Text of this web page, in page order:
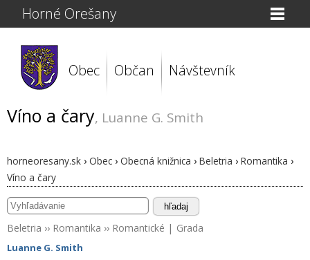
Horné Orešany
Obec Občan Návštevník
Víno a čary, Luanne G. Smith
horneoresany.sk › Obec › Obecná knižnica › Beletria › Romantika ›
Víno a čary
hľadaj
Beletria ›› Romantika ›› Romantické | Grada
Luanne G. Smith